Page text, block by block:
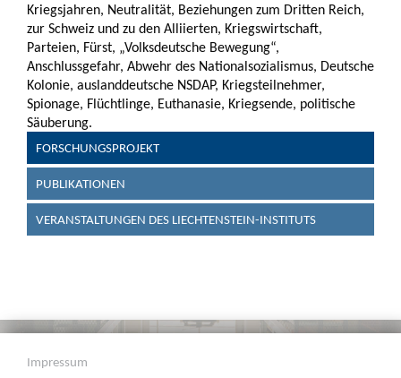
Kriegsjahren, Neutralität, Beziehungen zum Dritten Reich,
zur Schweiz und zu den Alliierten, Kriegswirtschaft,
Parteien, Fürst, „Volksdeutsche Bewegung“,
Anschlussgefahr, Abwehr des Nationalsozialismus, Deutsche
Kolonie, auslanddeutsche NSDAP, Kriegsteilnehmer,
Spionage, Flüchtlinge, Euthanasie, Kriegsende, politische
Säuberung.
FORSCHUNGSPROJEKT
PUBLIKATIONEN
VERANSTALTUNGEN DES LIECHTENSTEIN-INSTITUTS
Impressum